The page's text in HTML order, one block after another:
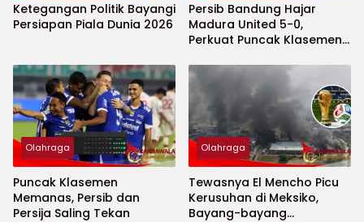
Ketegangan Politik Bayangi
Persiapan Piala Dunia 2026
Persib Bandung Hajar
Madura United 5-0,
Perkuat Puncak Klasemen
Olahraga
Puncak Klasemen
Memanas, Persib dan
Persija Saling Tekan
Olahraga
Tewasnya El Mencho Picu
Kerusuhan di Meksiko,
Bayang-bayang